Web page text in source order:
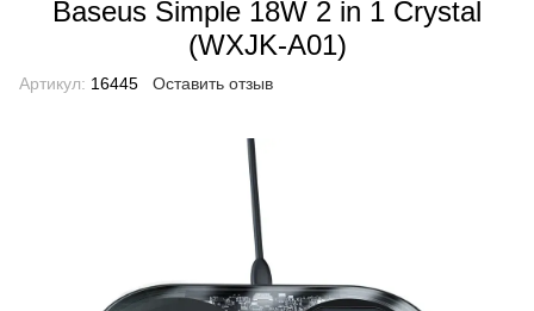
Baseus Simple 18W 2 in 1 Crystal
(WXJK-A01)
Артикул: 16445 Оставить отзыв